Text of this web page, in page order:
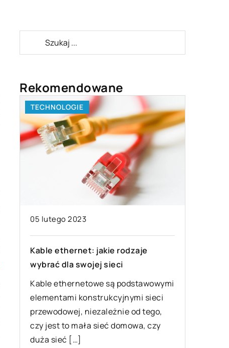
Rekomendowane
TECHNOLOGIE
05 lutego 2023
Kable ethernet: jakie rodzaje
wybrać dla swojej sieci
Kable ethernetowe są podstawowymi
elementami konstrukcyjnymi sieci
przewodowej, niezależnie od tego,
czy jest to mała sieć domowa, czy
duża sieć […]